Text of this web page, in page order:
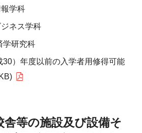
学科
ネス学科
学研究科
30）年度以前の入学者用修得可能
舎等の施設及び設備そ